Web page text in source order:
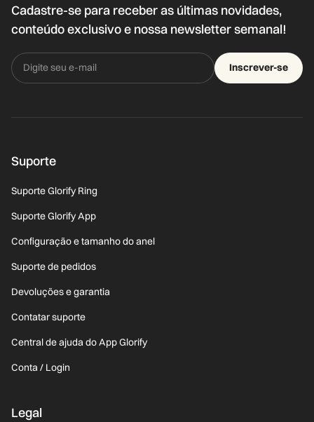
Cadastre-se para receber as últimas novidades,
conteúdo exclusivo e nossa newsletter semanal!
Inscrever-se
Suporte
Suporte Glorify Ring
Suporte Glorify App
Configuração e tamanho do anel
Suporte de pedidos
Devoluções e garantia
Contatar suporte
Central de ajuda do App Glorify
Conta / Login
Legal